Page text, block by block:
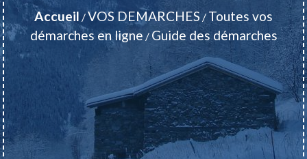
Accueil /VOS DEMARCHES / Toutes vos
démarches en ligne / Guide des démarches